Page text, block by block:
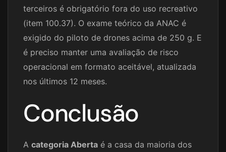
terceiros é obrigatório fora do uso recreativo
(item 100.37). O exame teórico da ANAC é
exigido do piloto de drones acima de 250 g. E
é preciso manter uma avaliação de risco
operacional em formato aceitável, atualizada
nos últimos 12 meses.
Conclusão
A categoria Aberta é a casa da maioria dos